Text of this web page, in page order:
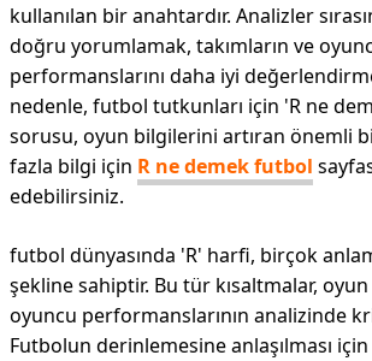
kullanılan bir anahtardır. Analizler
doğru yorumlamak, takımların ve
performanslarını daha iyi
nedenle, futbol tutkunları için 'R ne
sorusu, oyun bilgilerini artıran önemli
fazla bilgi için R ne demek futbol
edebilirsiniz.
futbol dünyasında 'R' harfi, birçok
şekline sahiptir. Bu tür kısaltmalar,
oyuncu performanslarının analizinde
Futbolun derinlemesine anlaşılması